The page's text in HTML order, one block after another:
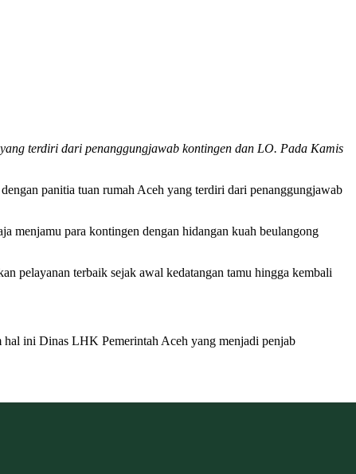
terdiri dari penanggungjawab kontingen dan LO. Pada Kamis
panitia tuan rumah Aceh yang terdiri dari penanggungjawab
menjamu para kontingen dengan hidangan kuah beulangong
pelayanan terbaik sejak awal kedatangan tamu hingga kembali
hal ini Dinas LHK Pemerintah Aceh yang menjadi penjab